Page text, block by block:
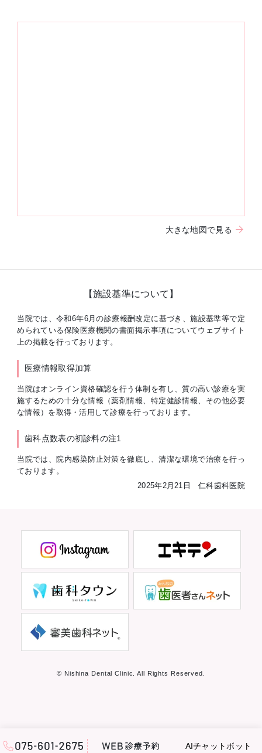
AIチャットボット
大きな地図で見る
【施設基準について】
当院では、令和6年6月の診療報酬改定に基づき、施設基準等で定
められている保険医療機関の書面掲示事項についてウェブサイト
上の掲載を行っております。
医療情報取得加算
当院はオンライン資格確認を行う体制を有し、質の高い診療を実
施するための十分な情報（薬剤情報、特定健診情報、その他必要
な情報）を取得・活用して診療を行っております。
歯科点数表の初診料の注1
当院では、院内感染防止対策を徹底し、清潔な環境で治療を行っ
ております。
2025年2月21日 仁科歯科医院
© Nishina Dental Clinic. All Rights Reserved.